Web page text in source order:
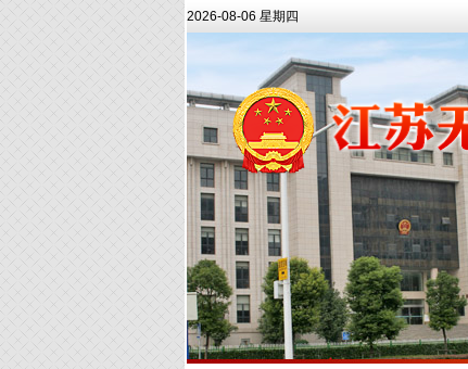
2026-08-06 星期四